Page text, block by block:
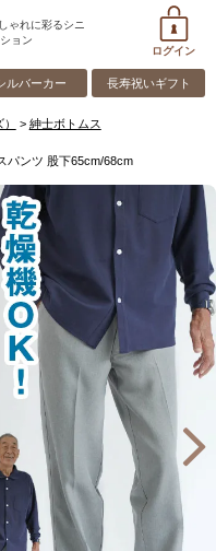
ゃれに彩るシニ
ョン
ログイン
ルバーカー 長寿祝いギフト
紳士ボトムス
パンツ 股下65cm/68cm